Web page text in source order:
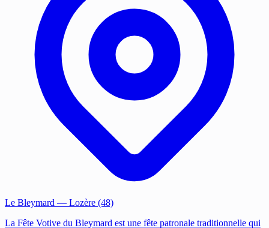
Le Bleymard — Lozère (48)
La Fête Votive du Bleymard est une fête patronale traditionnelle qui